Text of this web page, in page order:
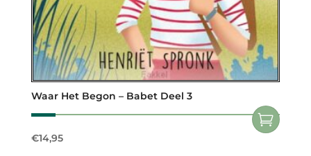
Waar Het Begon – Babet Deel 3
€14,95